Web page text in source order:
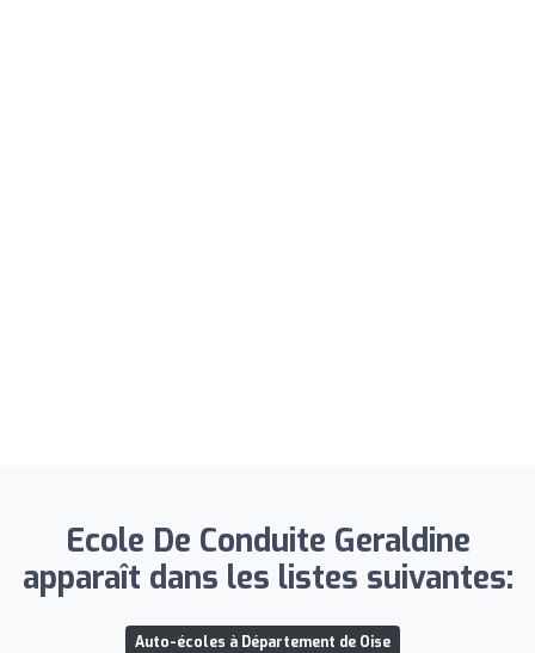
Ecole De Conduite Geraldine
apparaît dans les listes suivantes:
Auto-écoles à Département de Oise